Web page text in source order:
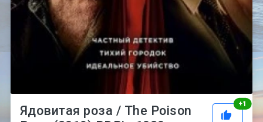
+1
Ядовитая роза / The Poison